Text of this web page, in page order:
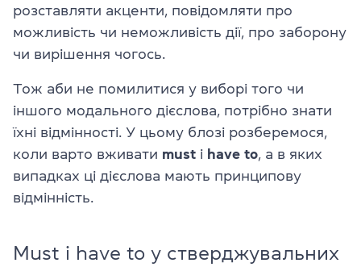
розставляти акценти, повідомляти про
можливість чи неможливість дії, про заборону
чи вирішення чогось.
Тож аби не помилитися у виборі того чи
іншого модального дієслова, потрібно знати
їхні відмінності. У цьому блозі розберемося,
коли варто вживати must і have to , а в яких
випадках ці дієслова мають принципову
відмінність.
Must і have to у стверджувальних